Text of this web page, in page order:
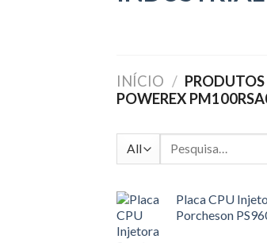
INÍCIO /
POWEREX
Pesquisar
Placa CPU
Porcheson